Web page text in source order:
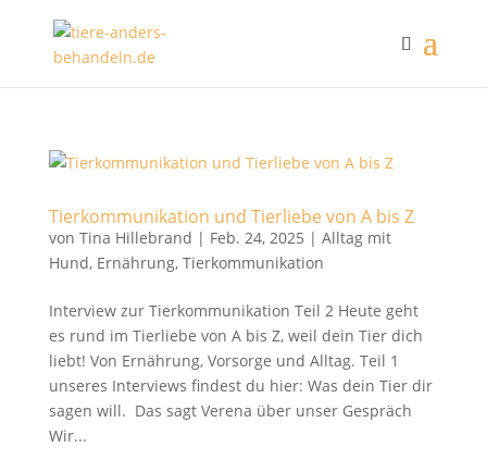
Tierkommunikation und Tierliebe von A bis Z
von Tina Hillebrand | Feb. 24, 2025 | Alltag mit
Hund, Ernährung, Tierkommunikation
Interview zur Tierkommunikation Teil 2 Heute geht
es rund im Tierliebe von A bis Z, weil dein Tier dich
liebt! Von Ernährung, Vorsorge und Alltag. Teil 1
unseres Interviews findest du hier: Was dein Tier dir
sagen will. Das sagt Verena über unser Gespräch
Wir...